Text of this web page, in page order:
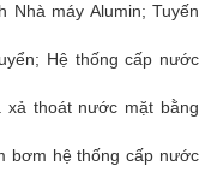
máy Alumin; Tuyến
Hệ thống cấp nước
xả thoát nước mặt bằng
bơm hệ thống cấp nước